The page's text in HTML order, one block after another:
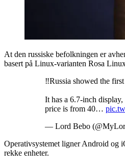
At den russiske befolkningen er
basert på Linux-varianten Rosa
‼️Russia showed the
It has a 6.7-inch
price is from 40…
— Lord Bebo
Operativsystemet ligner Android og
rekke enheter.